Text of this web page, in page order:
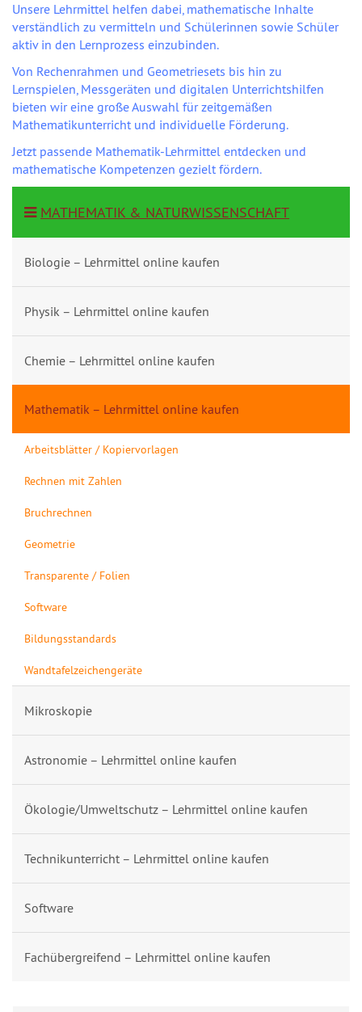
Unsere Lehrmittel helfen dabei, mathematische Inhalte
verständlich zu vermitteln und Schülerinnen sowie Schüler
aktiv in den Lernprozess einzubinden.
Von Rechenrahmen und Geometriesets bis hin zu
Lernspielen, Messgeräten und digitalen Unterrichtshilfen
bieten wir eine große Auswahl für zeitgemäßen
Mathematikunterricht und individuelle Förderung.
Jetzt passende Mathematik-Lehrmittel entdecken und
mathematische Kompetenzen gezielt fördern.
MATHEMATIK & NATURWISSENSCHAFT
Biologie – Lehrmittel online kaufen
Physik – Lehrmittel online kaufen
Chemie – Lehrmittel online kaufen
Mathematik – Lehrmittel online kaufen
Arbeitsblätter / Kopiervorlagen
Rechnen mit Zahlen
Bruchrechnen
Geometrie
Transparente / Folien
Software
Bildungsstandards
Wandtafelzeichengeräte
Mikroskopie
Astronomie – Lehrmittel online kaufen
Ökologie/Umweltschutz – Lehrmittel online kaufen
Technikunterricht – Lehrmittel online kaufen
Software
Fachübergreifend – Lehrmittel online kaufen